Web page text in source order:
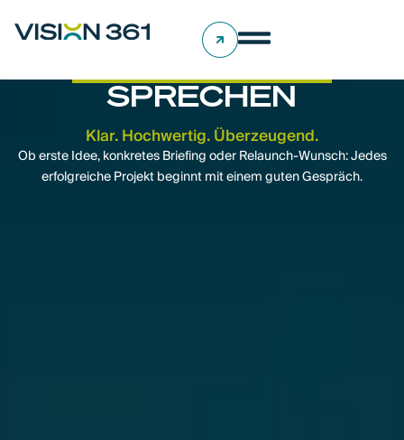
LASS UNS ÜBER
DEIN PROJEKT
SPRECHEN
Klar. Hochwertig. Überzeugend.
Ob erste Idee, konkretes Briefing oder Relaunch-Wunsch: Jedes
erfolgreiche Projekt beginnt mit einem guten Gespräch.